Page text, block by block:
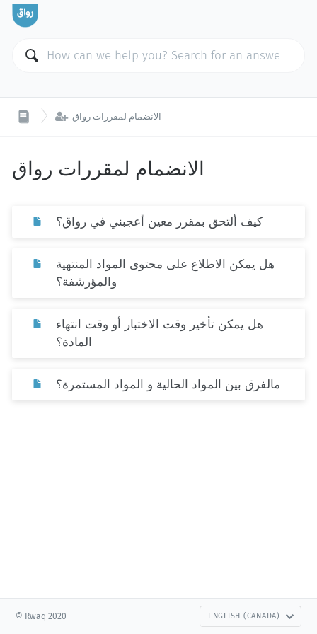
 الانضمام لمقررات رواق
الانضمام لمقررات رواق
كيف ألتحق بمقرر معين أعجبني في رواق؟
هل يمكن الاطلاع على محتوى المواد المنتهية
والمؤرشفة؟
هل يمكن تأخير وقت الاختبار أو وقت انتهاء
المادة؟
مالفرق بين المواد الحالية و المواد المستمرة؟
© Rwaq 2020 ENGLISH (CANADA)